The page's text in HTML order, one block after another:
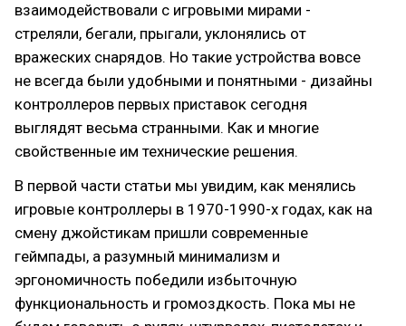
взаимодействовали с игровыми мирами -
стреляли, бегали, прыгали, уклонялись от
вражеских снарядов. Но такие устройства вовсе
не всегда были удобными и понятными - дизайны
контроллеров первых приставок сегодня
выглядят весьма странными. Как и многие
свойственные им технические решения.
В первой части статьи мы увидим, как менялись
игровые контроллеры в 1970-1990-х годах, как на
смену джойстикам пришли современные
геймпады, а разумный минимализм и
эргономичность победили избыточную
функциональность и громоздкость. Пока мы не